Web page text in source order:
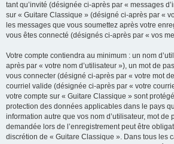
tant qu’invité (désignée ci-après par « messages
sur « Guitare Classique » (désigné ci-après par «
les messages que vous soumettez après votre
vous êtes connecté (désignés ci-après par « vos
Votre compte contiendra au minimum : un nom
après par « votre nom d’utilisateur »), un mot de
vous connecter (désigné ci-après par « votre mot
courriel valide (désignée ci-après par « votre
votre compte sur « Guitare Classique » sont
protection des données applicables dans le pays
information autre que vos nom d’utilisateur, mot de
demandée lors de l’enregistrement peut être
discrétion de « Guitare Classique ». Dans tous les